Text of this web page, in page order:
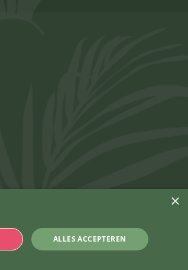
×
ALLES ACCEPTEREN